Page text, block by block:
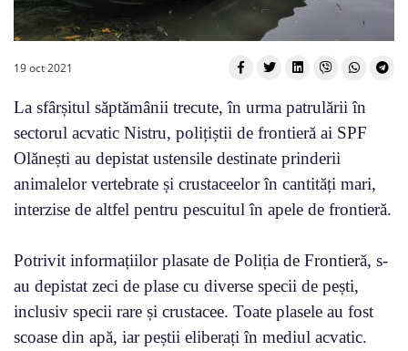
19 oct 2021
La sfârșitul săptămânii trecute, în urma patrulării în
sectorul acvatic Nistru, polițiștii de frontieră ai SPF
Olănești au depistat ustensile destinate prinderii
animalelor vertebrate și crustaceelor în cantități mari,
interzise de altfel pentru pescuitul în apele de frontieră.
Potrivit informațiilor plasate de Poliția de Frontieră, s-
au depistat zeci de plase cu diverse specii de pești,
inclusiv specii rare și crustacee. Toate plasele au fost
scoase din apă, iar peștii eliberați în mediul acvatic.